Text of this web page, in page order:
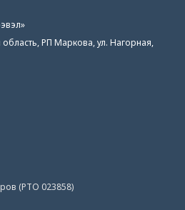
область, РП Маркова, ул. Нагорная,
(РТО 023858)